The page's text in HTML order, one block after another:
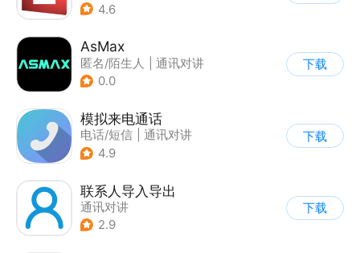
4.6
AsMax
匿名/陌生人
通讯对讲
0.0
下载
模拟来电通话
电话/短信
通讯对讲
4.9
下载
联系人导入导出
通讯对讲
2.9
下载